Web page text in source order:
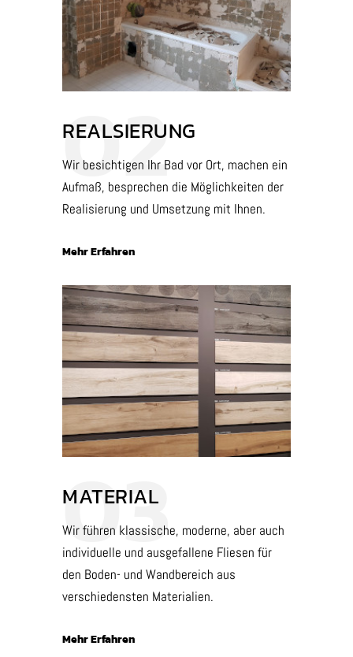
02
REALSIERUNG
Wir besichtigen Ihr Bad vor Ort, machen ein
Aufmaß, besprechen die Möglichkeiten der
Realisierung und Umsetzung mit Ihnen.
Mehr Erfahren
03
MATERIAL
Wir führen klassische, moderne, aber auch
individuelle und ausgefallene Fliesen für
den Boden- und Wandbereich aus
verschiedensten Materialien.
Mehr Erfahren